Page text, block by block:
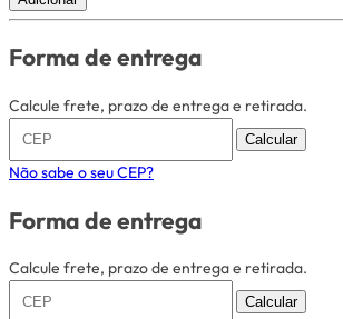
Forma de entrega
Calcule frete, prazo de entrega e retirada.
Calcular
Não sabe o seu CEP?
Forma de entrega
Calcule frete, prazo de entrega e retirada.
Calcular